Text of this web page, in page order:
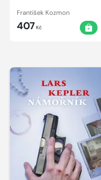
František Kozmon
407Kč